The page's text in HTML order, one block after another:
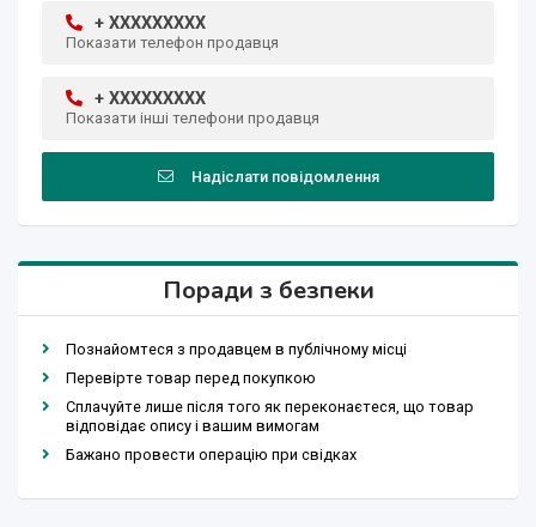
+ XXXXXXXXX
Показати телефон продавця
+ XXXXXXXXX
Показати інші телефони продавця
Надіслати повідомлення
Поради з безпеки
Познайомтеся з продавцем в публічному місці
Перевірте товар перед покупкою
Сплачуйте лише після того як переконаєтеся, що товар
відповідає опису і вашим вимогам
Бажано провести операцію при свідках